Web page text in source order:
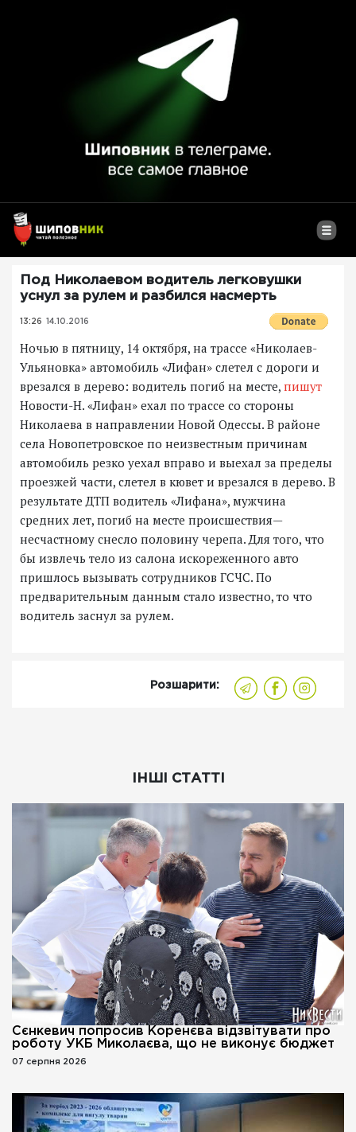
Под Николаевом водитель легковушки
уснул за рулем и разбился насмерть
13:26 14.10.2016
Ночью в пятницу, 14 октября, на трассе «Николаев-
Ульяновка» автомобиль «Лифан» слетел с дороги и
врезался в дерево: водитель погиб на месте, пишут
Новости-Н. «Лифан» ехал по трассе со стороны
Николаева в направлении Новой Одессы. В районе
села Новопетровское по неизвестным причинам
автомобиль резко уехал вправо и выехал за пределы
проезжей части, слетел в кювет и врезался в дерево. В
результате ДТП водитель «Лифана», мужчина
средних лет, погиб на месте происшествия—
несчастному снесло половину черепа. Для того, что
бы извлечь тело из салона искореженного авто
пришлось вызывать сотрудников ГСЧС. По
предварительным данным стало известно, то что
водитель заснул за рулем.
Розшарити:
ІНШІ СТАТТІ
Сєнкевич попросив Коренєва відзвітувати про
роботу УКБ Миколаєва, що не виконує бюджет
07 серпня 2026